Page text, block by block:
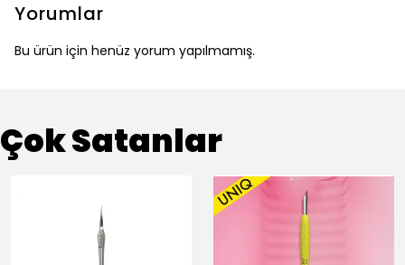
Yorumlar
Bu ürün için henüz yorum yapılmamış.
Çok Satanlar